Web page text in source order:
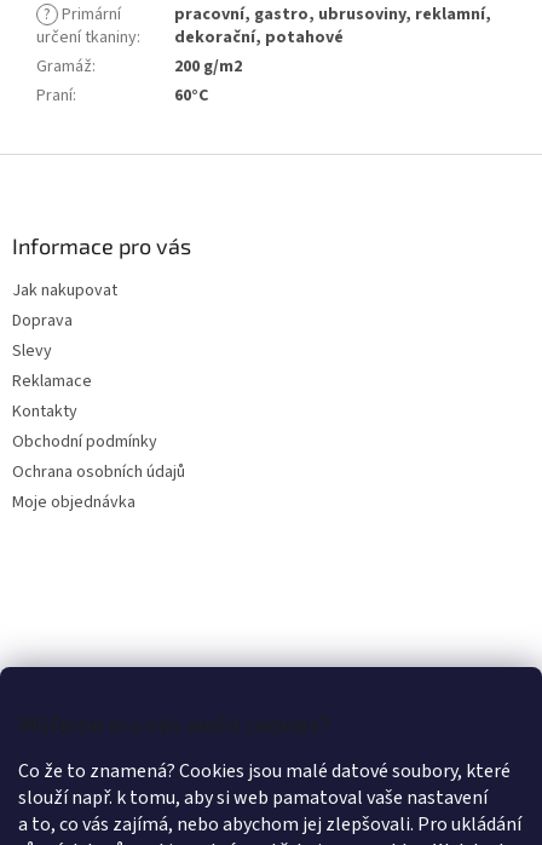
Můžeme si u vás uložit cookies?
Co že to znamená? Cookies jsou malé datové soubory, které
slouží např. k tomu, aby si web pamatoval vaše nastavení
a to, co vás zajímá, nebo abychom jej zlepšovali. Pro ukládání
? Primární
určení tkaniny:
pracovní, gastro, ubrusoviny, reklamní,
dekorační, potahové
Gramáž:
200 g/m2
Praní: 60°C
Informace pro vás
Jak nakupovat
Doprava
Slevy
Reklamace
Kontakty
Obchodní podmínky
Ochrana osobních údajů
Moje objednávka